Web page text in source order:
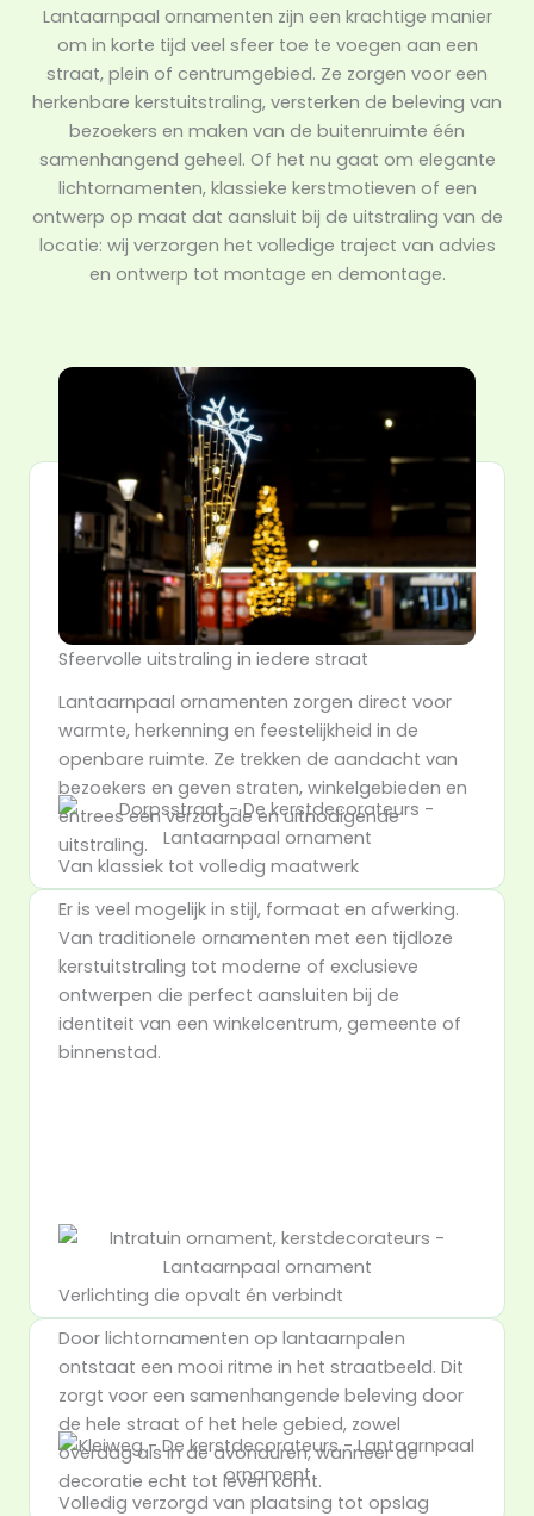
Lantaarnpaal ornamenten zijn een krachtige manier
om in korte tijd veel sfeer toe te voegen aan een
straat, plein of centrumgebied. Ze zorgen voor een
herkenbare kerstuitstraling, versterken de beleving van
bezoekers en maken van de buitenruimte één
samenhangend geheel. Of het nu gaat om elegante
lichtornamenten, klassieke kerstmotieven of een
ontwerp op maat dat aansluit bij de uitstraling van de
locatie: wij verzorgen het volledige traject van advies
en ontwerp tot montage en demontage.
Sfeervolle uitstraling in iedere straat
Lantaarnpaal ornamenten zorgen direct voor
warmte, herkenning en feestelijkheid in de
openbare ruimte. Ze trekken de aandacht van
bezoekers en geven straten, winkelgebieden en
entrees een verzorgde en uitnodigende
uitstraling.
Van klassiek tot volledig maatwerk
Er is veel mogelijk in stijl, formaat en afwerking.
Van traditionele ornamenten met een tijdloze
kerstuitstraling tot moderne of exclusieve
ontwerpen die perfect aansluiten bij de
identiteit van een winkelcentrum, gemeente of
binnenstad.
Verlichting die opvalt én verbindt
Door lichtornamenten op lantaarnpalen
ontstaat een mooi ritme in het straatbeeld. Dit
zorgt voor een samenhangende beleving door
de hele straat of het hele gebied, zowel
overdag als in de avonduren, wanneer de
decoratie echt tot leven komt.
Volledig verzorgd van plaatsing tot opslag